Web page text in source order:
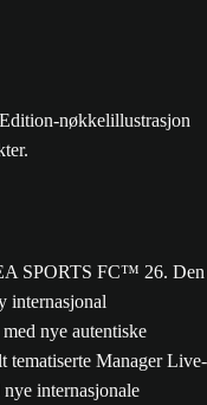
SPORTS FC™ 26. Den
internasjonal
nye autentiske
tematiserte Manager Live-
internasjonale